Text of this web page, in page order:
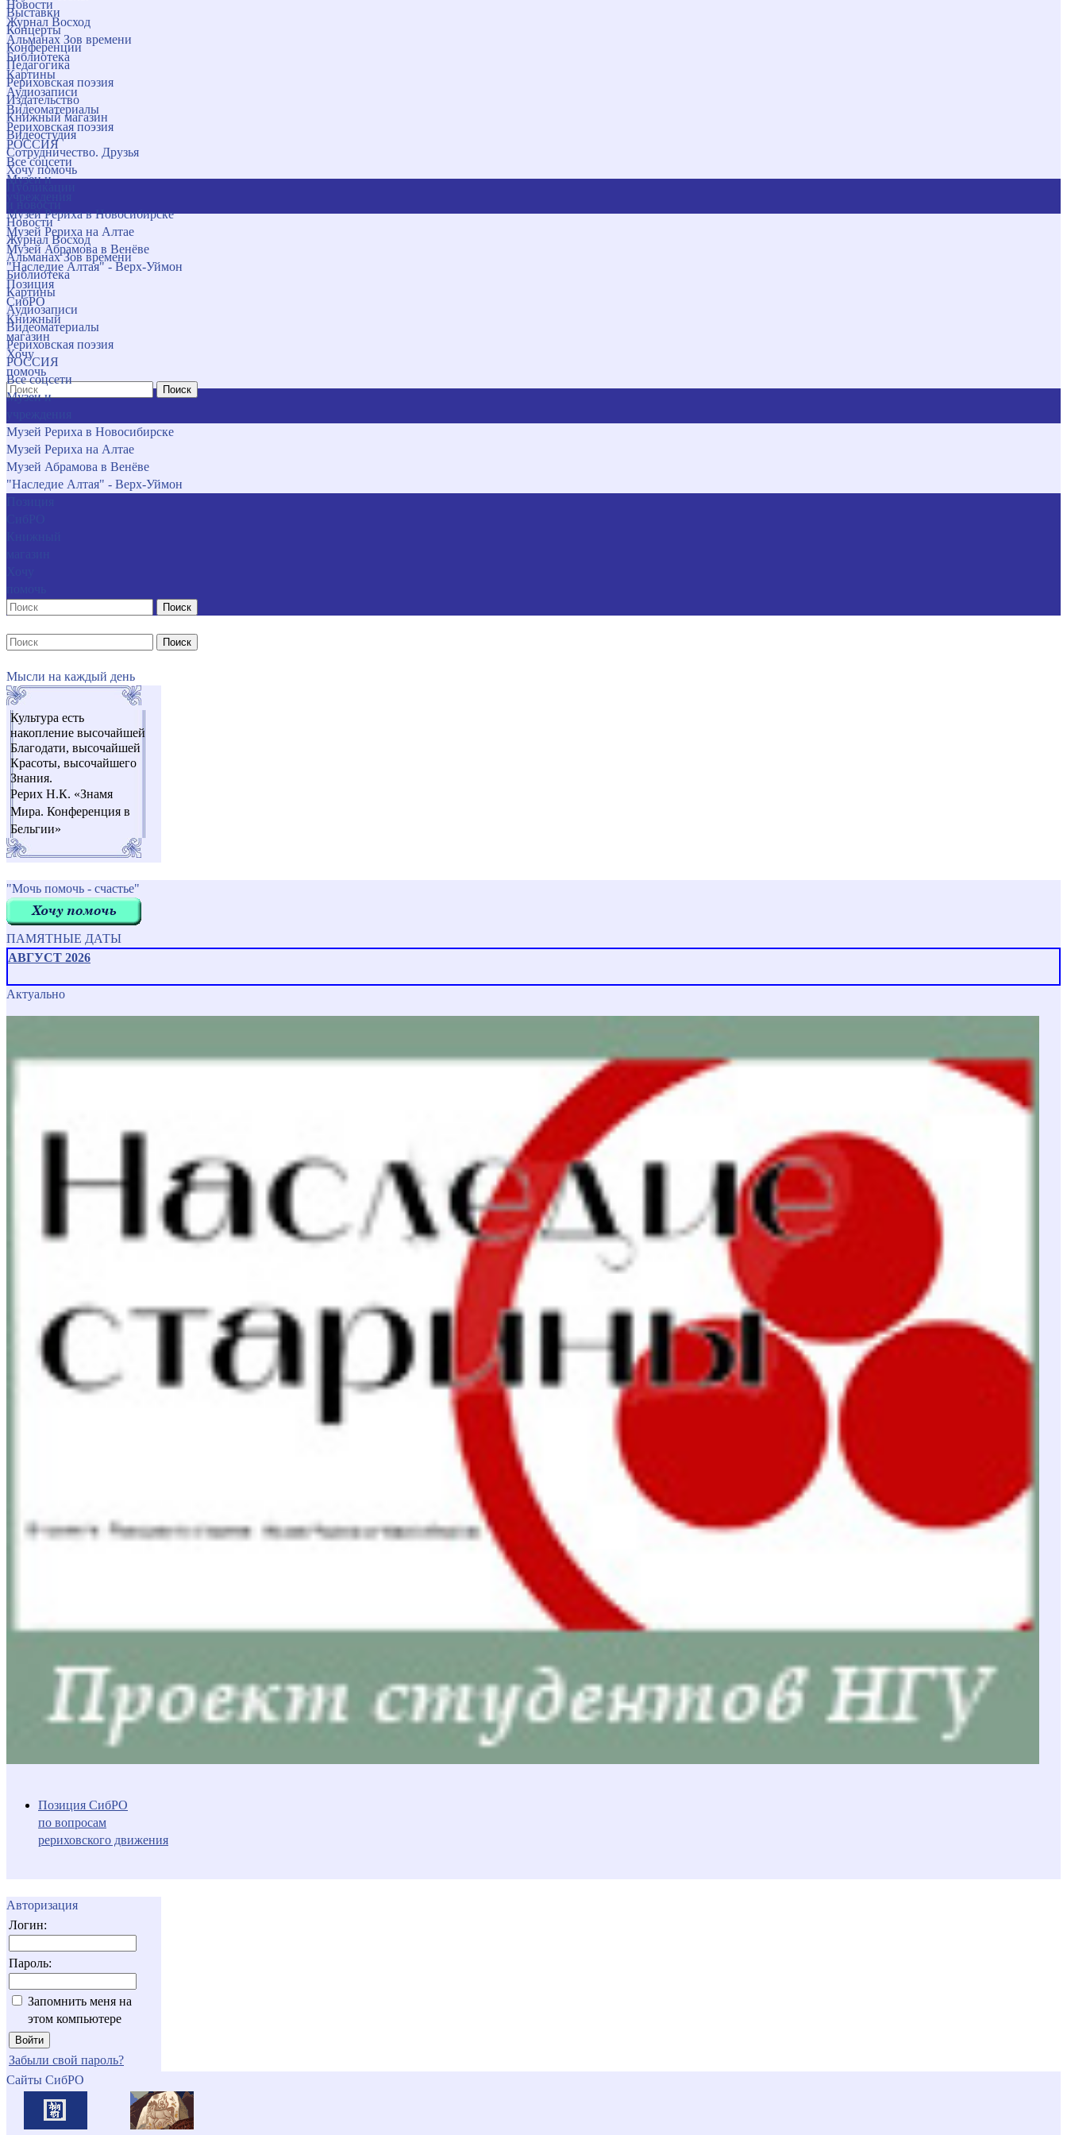
Новости
Журнал Восход
Альманах Зов времени
Библиотека
Картины
Аудиозаписи
Видеоматериалы
Рериховская поэзия
РОССИЯ
Все соцсети
Музеи и
Музей Рериха в Новосибирске
Музей Рериха на Алтае
Музей Абрамова в Венёве
"Наследие Алтая" - Верх-Уймон
Позиция
СибРО
Книжный
магазин
Хочу
помочь
Поиск
Выставки
Концерты
Конференции
Педагогика
Рериховская поэзия
Издательство
Книжный магазин
Видеостудия
Сотрудничество. Друзья
Хочу помочь
Новости
Журнал Восход
Альманах Зов времени
Библиотека
Картины
Аудиозаписи
Видеоматериалы
Рериховская поэзия
РОССИЯ
Все соцсети
Музеи и
Музей Рериха в Новосибирске
Музей Рериха на Алтае
Музей Абрамова в Венёве
"Наследие Алтая" - Верх-Уймон
Поиск
Поиск
Мысли на каждый день
Культура есть
накопление высочайшей
Благодати, высочайшей
Красоты, высочайшего
Знания.
Рерих Н.К. «Знамя
Мира. Конференция в
Бельгии»
"Мочь помочь - счастье"
ПАМЯТНЫЕ ДАТЫ
АВГУСТ 2026
Актуально
Позиция СибРО
по вопросам
рериховского движения
Авторизация
Логин:
Пароль:
Запомнить меня на
этом компьютере
Забыли свой пароль?
Сайты СибРО